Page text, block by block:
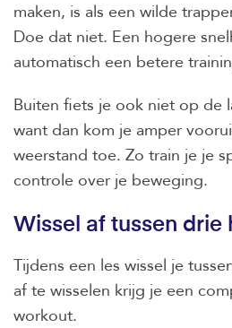
maken, is als een wilde
Doe dat niet. Een hogere
automatisch een betere
Buiten fiets je ook niet op de
want dan kom je amper
weerstand toe. Zo train je je
controle over je beweging.
Wissel af tussen drie
Tijdens een les wissel je
af te wisselen krijg je een
workout.